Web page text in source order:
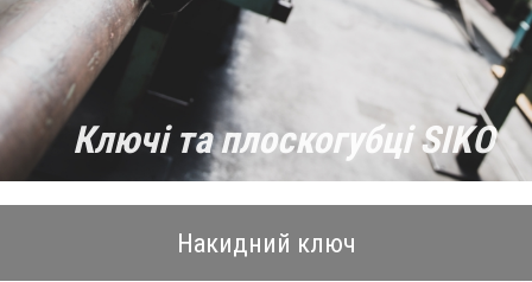
Ключі та плоскогубці SIKO
Накидний ключ